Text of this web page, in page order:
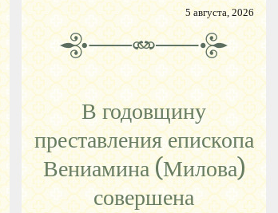
5 августа, 2026
В годовщину
преставления епископа
Вениамина (Милова)
совершена